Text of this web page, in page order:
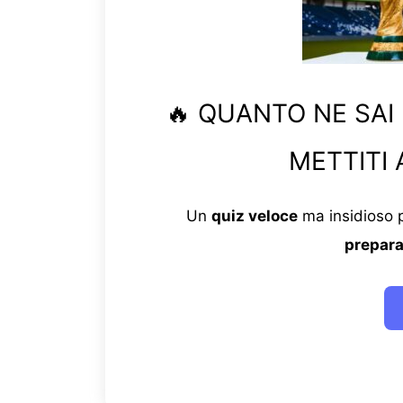
🔥 QUANTO NE
METTITI
Un quiz veloce
ma insidioso